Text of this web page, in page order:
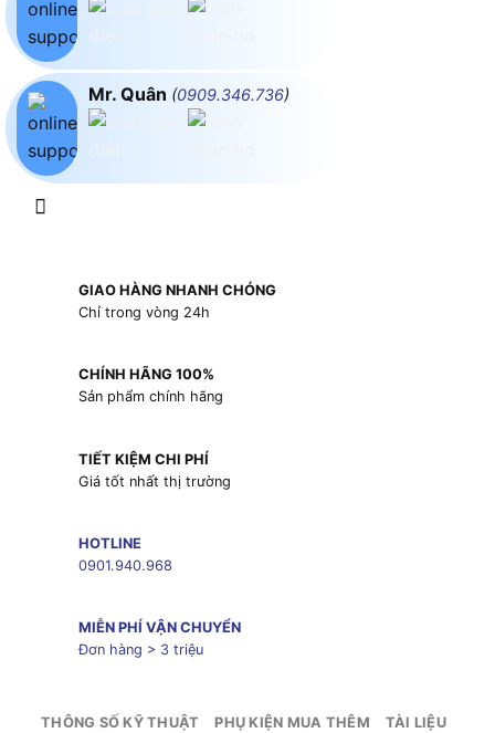
Mr. Quân (0909.346.736)
GIAO HÀNG NHANH CHÓNG
Chỉ trong vòng 24h
CHÍNH HÃNG 100%
Sản phẩm chính hãng
TIẾT KIỆM CHI PHÍ
Giá tốt nhất thị trường
HOTLINE
0901.940.968
MIỄN PHÍ VẬN CHUYỂN
Đơn hàng > 3 triệu
THÔNG SỐ KỸ THUẬT PHỤ KIỆN MUA THÊM TÀI LIỆU